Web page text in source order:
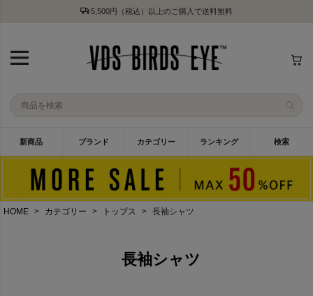
5,500円（税込）以上のご購入で送料無料
新商品 ブランド カテゴリー ランキング 検索
HOME カテゴリー トップス 長袖シャツ
長袖シャツ